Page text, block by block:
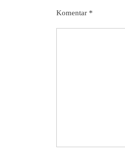
Komentar *